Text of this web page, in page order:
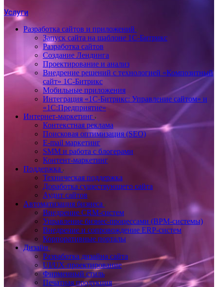
Услуги
Разработка сайтов и приложений
Запуск сайта на шаблоне 1С-Битрикс
Разработка сайтов
Создание Лендинга
Проектирование и анализ
Внедрение решений с технологией «Композитный
сайт» 1С-Битрикс
Мобильные приложения
Интеграция «1С-Битрикс: Управление сайтом» и
«1С:Предприятие»
Интернет-маркетинг
Контекстная реклама
Поисковая оптимизация (SEO)
E-mail маркетинг
SMM и работа с блогерами
Контент-маркетинг
Поддержка
Техническая поддержка
Доработка существующего сайта
Аудит сайтов
Автоматизация бизнеса
Внедрение CRM-систем
Управление бизнес-процессами (BPM-системы)
Внедрение и сопровождение ERP-систем
Корпоративные порталы
Дизайн
Разработка дизайна сайта
UI/UX-проектирование
Фирменный стиль
Печатная продукция